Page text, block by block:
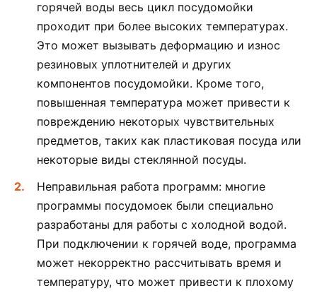
горячей воды весь цикл посудомойки
проходит при более высоких температурах.
Это может вызывать деформацию и износ
резиновых уплотнителей и других
компонентов посудомойки. Кроме того,
повышенная температура может привести к
повреждению некоторых чувствительных
предметов, таких как пластиковая посуда или
некоторые виды стеклянной посуды.
Неправильная работа программ: многие
программы посудомоек были специально
разработаны для работы с холодной водой.
При подключении к горячей воде, программа
может некорректно рассчитывать время и
температуру, что может привести к плохому